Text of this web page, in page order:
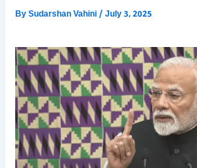
BySudarshan Vahini/July 3, 2025